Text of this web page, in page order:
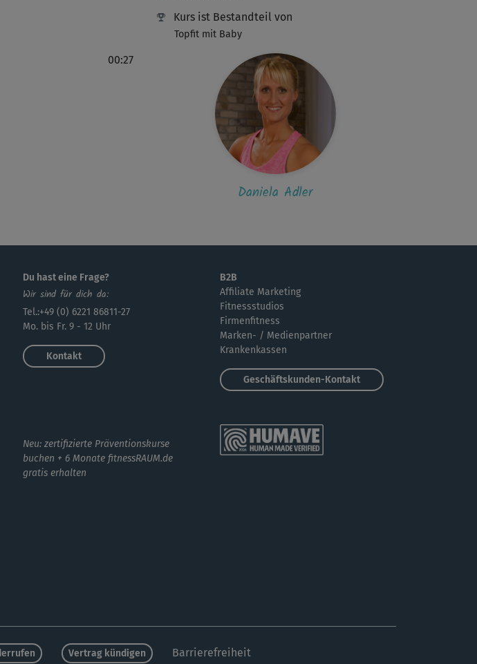
00:27
Kurs ist Bestandteil von
Topfit mit Baby
Daniela Adler
Du hast eine Frage?
Wir sind für dich da:
Tel.:+49 (0) 6221 86811-27
Mo. bis Fr. 9 - 12 Uhr
Kontakt
Neu: zertifizierte Präventionskurse
buchen + 6 Monate fitnessRAUM.de
gratis erhalten
B2B
Affiliate Marketing
Fitnessstudios
Firmenfitness
Marken- / Medienpartner
Krankenkassen
Geschäftskunden-Kontakt
Vertrag kündigen Barrierefreiheit